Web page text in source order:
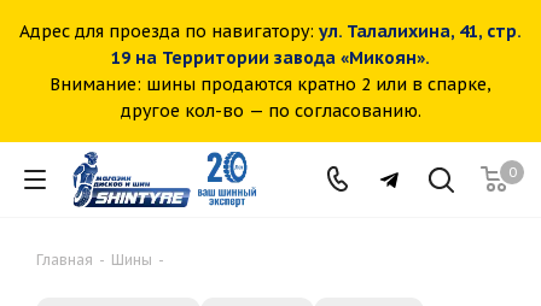
Адрес для проезда по навигатору: ул. Талалихина, 41, стр.
19 на Территории завода «Микоян».
Внимание: шины продаются кратно 2 или в спарке,
другое кол-во — по согласованию.
0
Главная - Шины -